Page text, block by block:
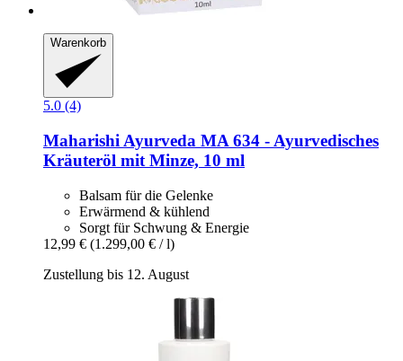
Warenkorb
5.0 (4)
Maharishi Ayurveda MA 634 -​ Ayurvedisches
Kräuteröl mit Minze, 10 ml
Balsam für die Gelenke
Erwärmend & kühlend
Sorgt für Schwung & Energie
12,99 € (1.299,00 € / l)
Zustellung bis 12. August